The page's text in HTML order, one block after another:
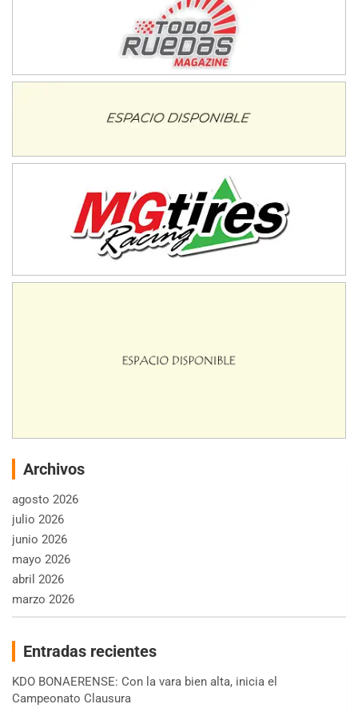
Archivos
agosto 2026
julio 2026
junio 2026
mayo 2026
abril 2026
marzo 2026
Entradas recientes
KDO BONAERENSE: Con la vara bien alta, inicia el
Campeonato Clausura